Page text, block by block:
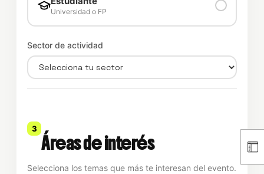
Universidad o FP
Sector de actividad
3
Áreas de interés
Selecciona los temas que más te interesan del evento.